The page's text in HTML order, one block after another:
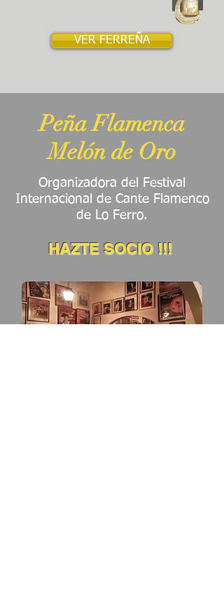
VER FERREÑA
Peña Flamenca
Melón de Oro
Organizadora del Festival
Internacional de Cante Flamenco
de Lo Ferro.
HAZTE SOCIO!!!